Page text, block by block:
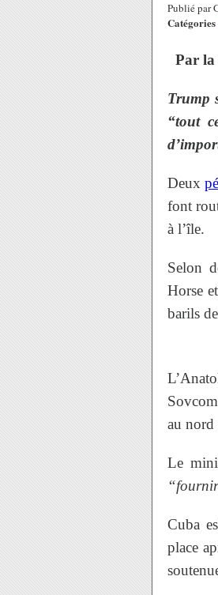
Publié par
Catégories
Par la
Trump
“tout
Deux
font
à l’île.
Selon
Horse
barils
au nord
Le
Cuba
place